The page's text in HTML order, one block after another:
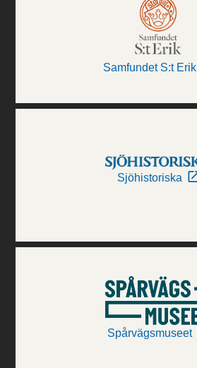
Samfundet S:t Erik
Sjöhistoriska
Spårvägsmuseet